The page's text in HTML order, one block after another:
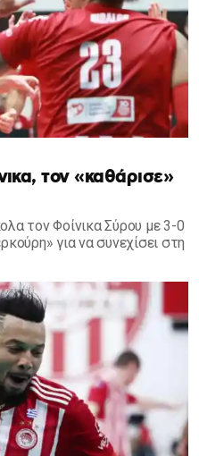
τον «καθάρισε»
τον Φοίνικα Σύρου με 3-0
για να συνεχίσει στη